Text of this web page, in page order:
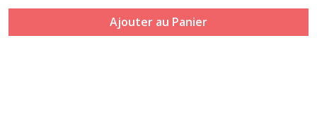
Ajouter au Panier